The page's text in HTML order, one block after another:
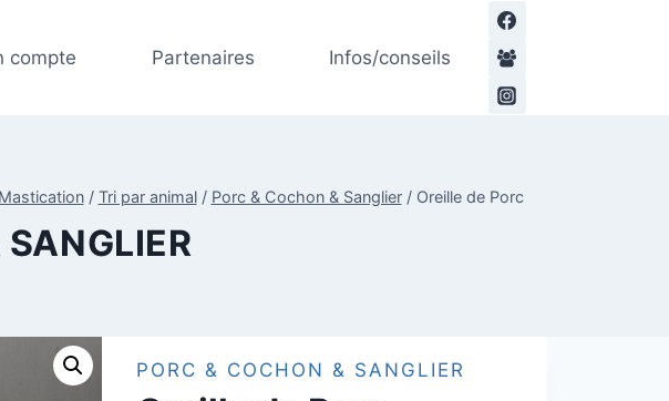
compte Partenaires Infos/conseils
Mastication / Tri par animal / Porc & Cochon & Sanglier / Oreille de Porc
PORC & COCHON & SANGLIER
2,00€